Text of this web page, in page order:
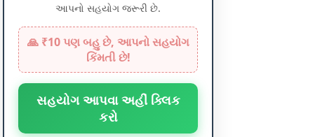
આપનો સહયોગ જરૂરી છે.
🙏 ₹10 પણ બહુ છે, આપનો સહયોગ
કિંમતી છે!
સહયોગ આપવા અહીં ક્લિક
કરો